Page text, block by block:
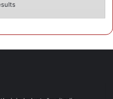
birinin de
güveneceği olduğunu
atıfla “İstediğimiz